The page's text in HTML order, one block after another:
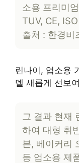
소용 프리미
TUV, CE,
출처 : 한경비
린나이, 업소용
델 새롭게 선보여
그 결과 현재
하여 대형 취
븐, 베이커리
등 업소용 제